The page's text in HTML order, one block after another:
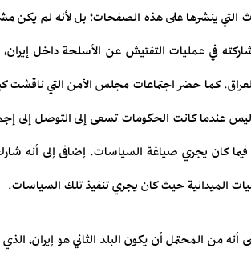
التي ينشرها على هذه الصفحات؛ بل لأنه لم يكن
في عمليات التفتيش عن الأسلحة داخل
كما حضر اجتماعات مجلس الأمن التي ناقشت
عندما كانت الحكومات تسعى إلى التوصل إلى
فيما كان يجري صياغة السياسات. إضافى إلى أنه
الميدانية حيث كان يجري تنفيذ تلك السياسات.
من المحتمل أن يكون البلد الثاني هو إيران،